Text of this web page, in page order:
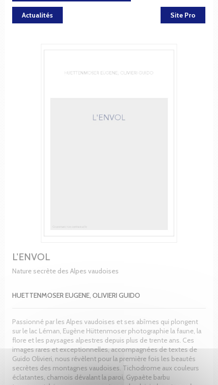
Actualités Site Pro
L'ENVOL
Nature secrète des Alpes vaudoises
HUETTENMOSER EUGENE, OLIVIERI GUIDO
Passionné par les Alpes vaudoises et ses abîmes qui plongent
sur le lac Léman, Eugène Hüttenmoser photographie la faune, la
flore et les paysages alpestres depuis plus de trente ans. Ces
images rares et exceptionnelles, accompagnées de textes de
Guido Olivieri, nous révèlent pour la première fois les beautés
secrètes des montagnes vaudoises. Tichodrome aux couleurs
éclatantes, chamois dévalant la paroi, Gypaète barbu